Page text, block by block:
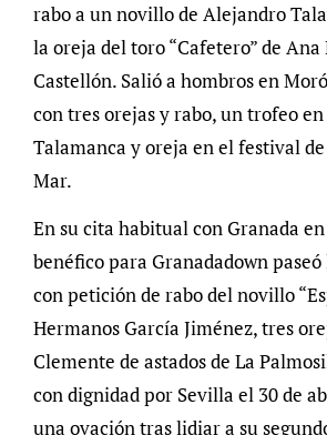
rabo a un novillo de Alejandro
la oreja del toro “Cafetero” de Ana
Castellón. Salió a hombros en
con tres orejas y rabo, un trofeo en
Talamanca y oreja en el festival de
Mar.
En su cita habitual con Granada
benéfico para Granadadown paseó
con petición de rabo del novillo
Hermanos García Jiménez, tres
Clemente de astados de La
con dignidad por Sevilla el 30 de
una ovación tras lidiar a su